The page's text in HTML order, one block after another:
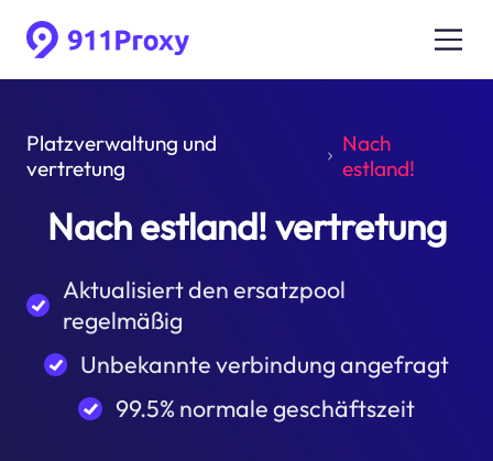
Platzverwaltung und
vertretung
Nach
estland!
Nach estland! vertretung
Aktualisiert den ersatzpool
regelmäßig
Unbekannte verbindung angefragt
99.5% normale geschäftszeit